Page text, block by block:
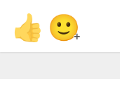
👍 🙂+